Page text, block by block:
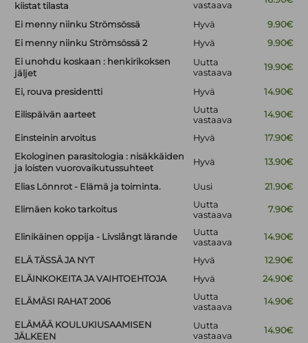
kiistat tilasta
vastaava
Ei menny niinku Strömsössä Hyvä
9.90€
Ei menny niinku Strömsössä 2
Hyvä
9.90€
Ei unohdu koskaan : henkirikoksen
jäljet
Uutta
vastaava
19.90€
Ei, rouva presidentti Hyvä 14.90€
Eilispäivän aarteet
Uutta
vastaava
14.90€
Einsteinin arvoitus Hyvä
17.90€
Ekologinen parasitologia : nisäkkäiden
ja loisten vuorovaikutussuhteet
Hyvä 13.90€
Elias Lönnrot - Elämä ja toiminta. Uusi 21.90€
Elimäen koko tarkoitus
Uutta
vastaava
7.90€
Elinikäinen oppija - Livslångt lärande
Uutta
vastaava
14.90€
ELÄ TÄSSÄ JA NYT Hyvä
12.90€
ELÄINKOKEITA JA VAIHTOEHTOJA
Hyvä 24.90€
ELÄMÄSI RAHAT 2006
Uutta
vastaava
14.90€
ELÄMÄÄ KOULUKIUSAAMISEN
JÄLKEEN
Uutta
vastaava
14.90€